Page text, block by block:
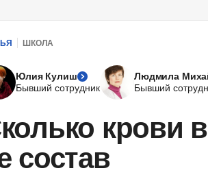
ШКОЛА
Юлия Кулиш
Бывший сотрудник
Людмила
Бывший
крови
состав